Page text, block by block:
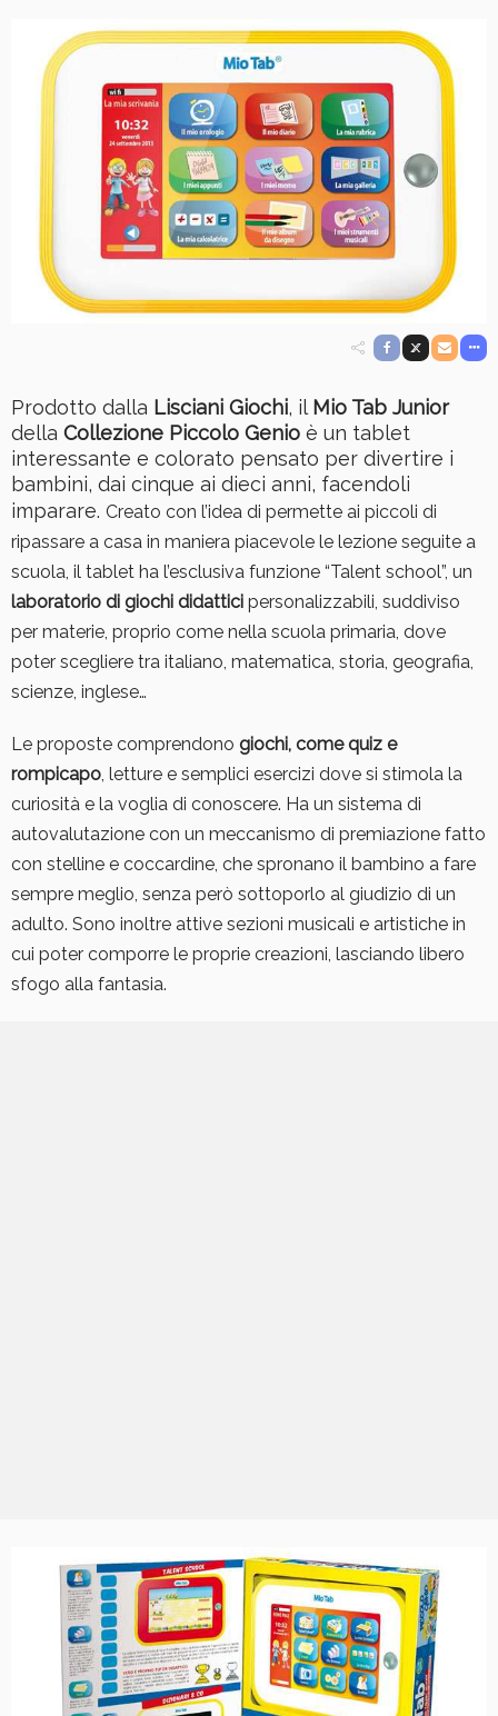
Prodotto dalla Lisciani Giochi, il Mio Tab Junior
della Collezione Piccolo Genio è un tablet
interessante e colorato pensato per divertire i
bambini, dai cinque ai dieci anni, facendoli
imparare. Creato con l’idea di permette ai piccoli di
ripassare a casa in maniera piacevole le lezione seguite a
scuola, il tablet ha l’esclusiva funzione “Talent school”, un
laboratorio di giochi didattici personalizzabili, suddiviso
per materie, proprio come nella scuola primaria, dove
poter scegliere tra italiano, matematica, storia, geografia,
scienze, inglese…
Le proposte comprendono giochi, come quiz e
rompicapo, letture e semplici esercizi dove si stimola la
curiosità e la voglia di conoscere. Ha un sistema di
autovalutazione con un meccanismo di premiazione fatto
con stelline e coccardine, che spronano il bambino a fare
sempre meglio, senza però sottoporlo al giudizio di un
adulto. Sono inoltre attive sezioni musicali e artistiche in
cui poter comporre le proprie creazioni, lasciando libero
sfogo alla fantasia.